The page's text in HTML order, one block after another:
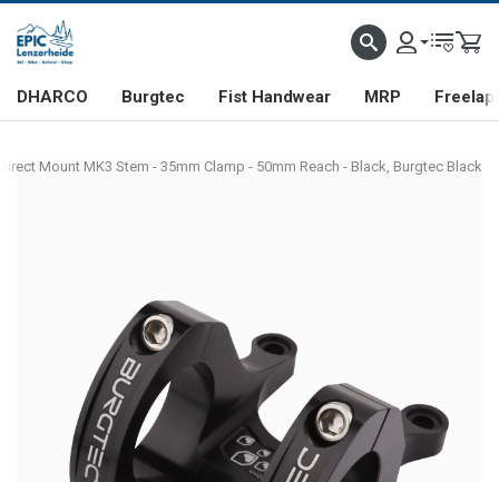
DHARCO Burgtec Fist Handwear MRP Freelap
Mount MK3 Stem - 35mm Clamp - 50mm Reach - Black, Burgtec Black